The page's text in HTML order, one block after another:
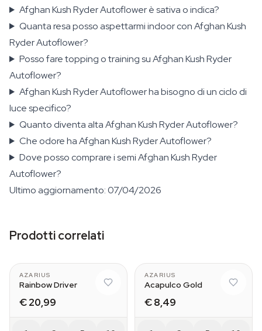
Afghan Kush Ryder Autoflower è sativa o indica?
Quanta resa posso aspettarmi indoor con Afghan Kush
Ryder Autoflower?
Posso fare topping o training su Afghan Kush Ryder
Autoflower?
Afghan Kush Ryder Autoflower ha bisogno di un ciclo di
luce specifico?
Quanto diventa alta Afghan Kush Ryder Autoflower?
Che odore ha Afghan Kush Ryder Autoflower?
Dove posso comprare i semi Afghan Kush Ryder
Autoflower?
Ultimo aggiornamento: 07/04/2026
Prodotti correlati
AZARIUS
Rainbow Driver
€ 20,99
AZARIUS
Acapulco Gold
€ 8,49